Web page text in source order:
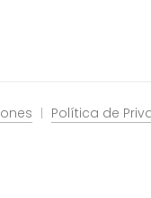
Política de